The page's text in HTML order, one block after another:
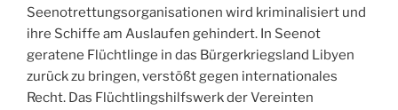
Seenotrettungsorganisationen wird kriminalisiert und
ihre Schiffe am Auslaufen gehindert. In Seenot
geratene Flüchtlinge in das Bürgerkriegsland Libyen
zurück zu bringen, verstößt gegen internationales
Recht. Das Flüchtlingshilfswerk der Vereinten